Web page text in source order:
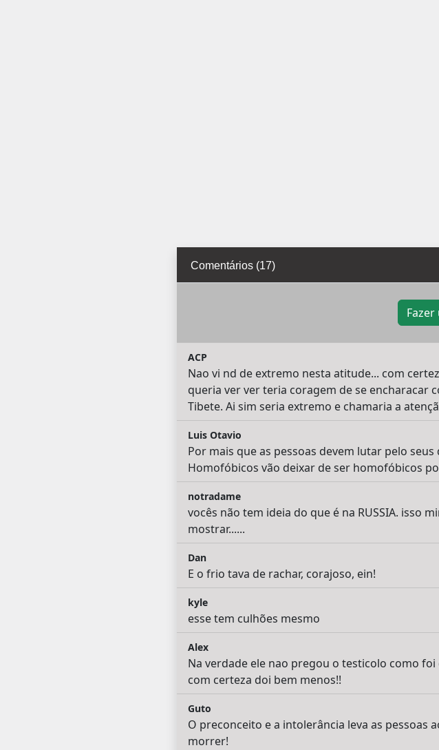
Comentários (17)
ACP
Nao vi nd de extremo nesta atitude... com
queria ver ver teria coragem de se encharacar
Tibete. Ai sim seria extremo e chamaria a
Luis Otavio
Por mais que as pessoas devem lutar pelo
Homofóbicos vão deixar de ser homofóbicos
notradame
vocês não tem ideia do que é na RUSSIA. isso
mostrar......
Dan
E o frio tava de rachar, corajoso, ein!
kyle
esse tem culhões mesmo
Alex
Na verdade ele nao pregou o testicolo como
com certeza doi bem menos!!
Guto
O preconceito e a intolerância leva as
morrer!